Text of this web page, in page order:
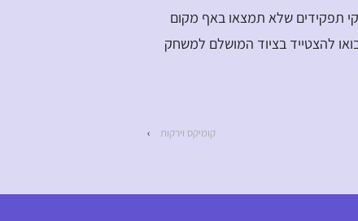
תפקידים שלא תמצאו באף מקום
להצטייד בציוד המושלם למשחק
קומיקס וירקות ›